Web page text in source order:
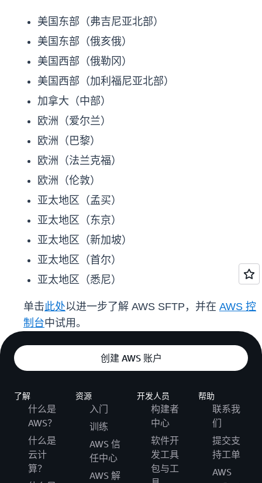
美国东部（弗吉尼亚北部）
美国东部（俄亥俄）
美国西部（俄勒冈）
美国西部（加利福尼亚北部）
加拿大（中部）
欧洲（爱尔兰）
欧洲（巴黎）
欧洲（法兰克福）
欧洲（伦敦）
亚太地区（孟买）
亚太地区（东京）
亚太地区（新加坡）
亚太地区（首尔）
亚太地区（悉尼）
单击此处以进一步了解 AWS SFTP，并在 AWS 控
制台中试用。
创建 AWS 账户
了解
什么是
AWS？
什么是
云计
算？
资源
入门
训练
AWS 信
任中心
AWS 解
开发人员
构建者
中心
软件开
发工具
包与工
帮助
联系我
们
提交支
持工单
AWS